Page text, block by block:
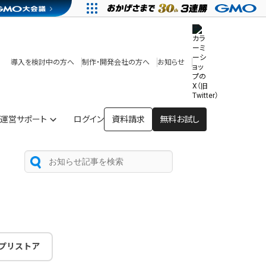
運営サポート ログイン 資料請求 無料お試し
導入を検討中の方へ 制作・開発会社の方へ お知らせ
その他
テンプレート一覧
ヘルプセンター
リストア